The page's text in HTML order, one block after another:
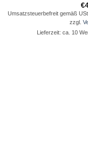
€
Umsatzsteuerbefreit gemäß
zzgl.
Lieferzeit: ca. 10